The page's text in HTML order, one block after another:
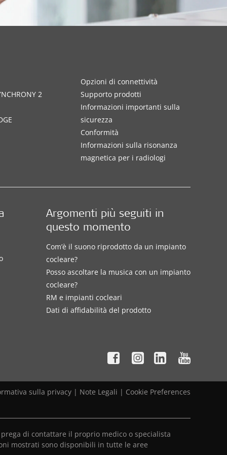
2
Opzioni di connettività
Supporto prodotti
Informazioni importanti sulla
sicurezza
Conformità
Informazioni sulla risonanza
magnetica per i radiologi
Argomenti più seguiti in
questo momento
Com’è il suono riprodotto da un impianto
cocleare?
Posso ascoltare la musica con un impianto
cocleare?
RM e impianti cocleari
Dati di affidabilità del prodotto
sulla privacy | Note Legali | Cookie Preferences
di contattare il proprio medico o specialista
mostrati sono disponibili in tutte le aree